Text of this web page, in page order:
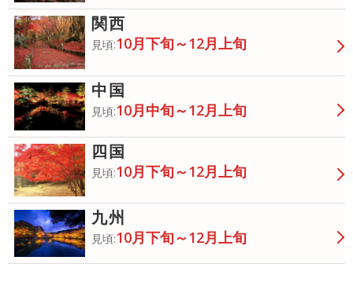
関西
見頃:10月下旬～12月上旬
中国
見頃:10月中旬～12月上旬
四国
見頃:10月下旬～12月上旬
九州
見頃:10月下旬～12月上旬